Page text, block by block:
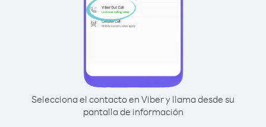
Selecciona el contacto en Viber y llama desde su
pantalla de información